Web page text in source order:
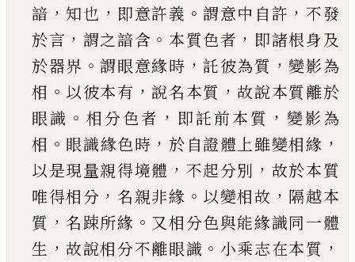
諳 ，知也 ， 即意許義 。謂意中自許 ， 不發
於言 ， 謂之諳含 。 本質色者 ， 即諸根身及
於器界 。謂眼意緣時 ，託彼為質 ，變影為
相 。 以彼本有 ，說名本質 ，故說本質離於
眼識 。 相分色者 ， 即託前本質 ， 變影為
相 。 眼識緣色時 ， 於自證體上雖變相緣 ，
以是現量親得境體 ， 不起分別 ， 故於本質
唯得相分 ，名親非緣 。 以變相故 ， 隔越本
質 ，名踈所緣 。 又相分色與能緣識同一體
生 ，故說相分不離眼識 。 小乘志在本質 ，